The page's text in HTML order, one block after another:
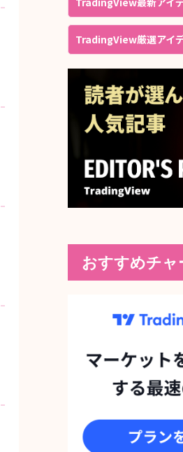
TradingView厳選アイ
おすすめチャ